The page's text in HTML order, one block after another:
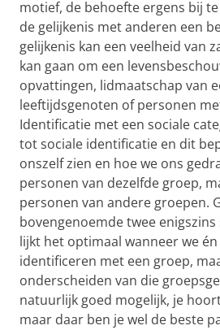
motief, de behoefte ergens bij
de gelijkenis met anderen een
gelijkenis kan een veelheid van
kan gaan om een
opvattingen, lidmaatschap van
leeftijdsgenoten of personen
Identificatie met een sociale
tot sociale identificatie en dit
onszelf zien en hoe we ons
personen van dezelfde groep,
personen van andere groepen.
bovengenoemde twee
lijkt het optimaal wanneer we
identificeren met een groep,
onderscheiden van die
natuurlijk goed mogelijk, je
maar daar ben je wel de beste